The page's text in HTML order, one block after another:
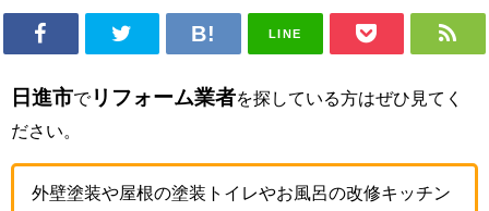
LINE
日進市でリフォーム業者を探している方はぜひ見てく
ださい。
外壁塗装や屋根の塗装トイレやお風呂の改修キッチン